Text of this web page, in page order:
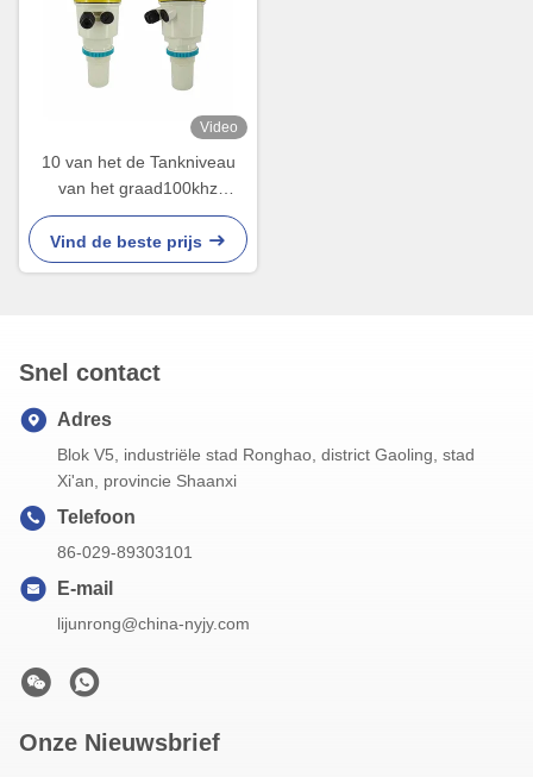
Video
10 van het de Tankniveau
van het graad100khz
Ultrasone Water de
Sensorpp PTFE Sonde
Vind de beste prijs
Snel contact
Adres
Blok V5, industriële stad Ronghao, district Gaoling, stad
Xi'an, provincie Shaanxi
Telefoon
86-029-89303101
E-mail
lijunrong@china-nyjy.com
Onze Nieuwsbrief